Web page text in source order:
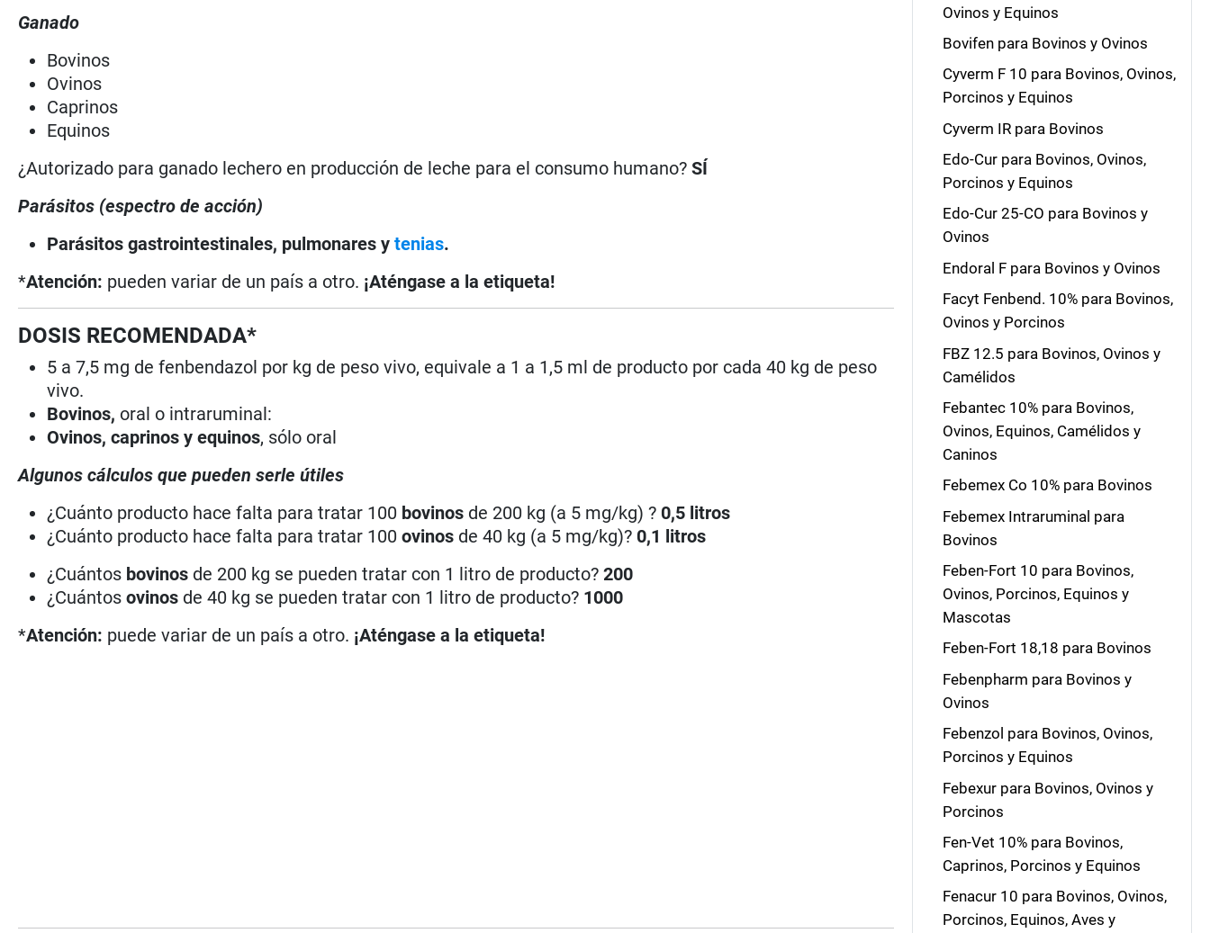
Ganado
Bovinos
Ovinos
Caprinos
Equinos
¿Autorizado para ganado lechero en producción de leche para el consumo humano?SÍ
Parásitos (espectro de acción)
Parásitos gastrointestinales, pulmonares ytenias.
*Atención: pueden variar de un país a otro. ¡Aténgase a la etiqueta!
DOSIS RECOMENDADA*
5 a 7,5 mg de fenbendazol por kg de peso vivo, equivale a 1 a 1,5 ml de producto por cada 40 kg de peso
vivo.
Bovinos, oral o intraruminal:
Ovinos, caprinos y equinos, sólo oral
Algunos cálculos que pueden serle útiles
¿Cuánto producto hace falta para tratar 100 bovinos de 200 kg (a 5 mg/kg) ? 0,5 litros
¿Cuánto producto hace falta para tratar 100ovinos de 40 kg (a 5 mg/kg)? 0,1 litros
¿Cuántos bovinos de 200 kg se pueden tratar con 1 litro de producto?200
¿Cuántosovinos de 40 kg se pueden tratar con 1 litro de producto? 1000
*Atención: puede variar de un país a otro. ¡Aténgase a la etiqueta!
Ovinos y Equinos
Bovifen para Bovinos y Ovinos
Cyverm F 10 para Bovinos, Ovinos,
Porcinos y Equinos
Cyverm IR para Bovinos
Edo-Cur para Bovinos, Ovinos,
Porcinos y Equinos
Edo-Cur 25-CO para Bovinos y
Ovinos
Endoral F para Bovinos y Ovinos
Facyt Fenbend. 10% para Bovinos,
Ovinos y Porcinos
FBZ 12.5 para Bovinos, Ovinos y
Camélidos
Febantec 10% para Bovinos,
Ovinos, Equinos, Camélidos y
Caninos
Febemex Co 10% para Bovinos
Febemex Intraruminal para
Bovinos
Feben-Fort 10 para Bovinos,
Ovinos, Porcinos, Equinos y
Mascotas
Feben-Fort 18,18 para Bovinos
Febenpharm para Bovinos y
Ovinos
Febenzol para Bovinos, Ovinos,
Porcinos y Equinos
Febexur para Bovinos, Ovinos y
Porcinos
Fen-Vet 10% para Bovinos,
Caprinos, Porcinos y Equinos
Fenacur 10 para Bovinos, Ovinos,
Porcinos, Equinos, Aves y